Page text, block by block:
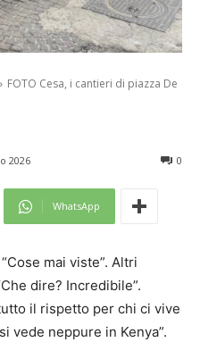
FOTO Cesa, i cantieri di piazza De
2026 0
WhatsApp
mai viste”. Altri
dire? Incredibile”.
il rispetto per chi ci vive
vede neppure in Kenya”.